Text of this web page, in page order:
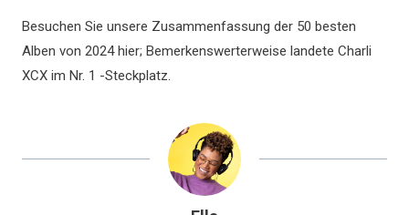
Besuchen Sie unsere Zusammenfassung der 50 besten
Alben von 2024 hier; Bemerkenswerterweise landete Charli
XCX im Nr. 1 -Steckplatz.